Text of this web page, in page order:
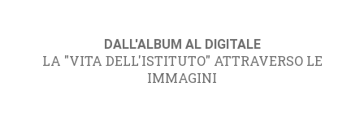
DALL'ALBUM AL DIGITALE
LA "VITA DELL'ISTITUTO" ATTRAVERSO LE
IMMAGINI